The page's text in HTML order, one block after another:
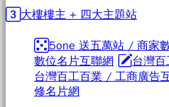
大樓樓主 + 四大主題站
5one 送五萬站 / 商家
數位名片互聯網
台灣
台灣百工百業 / 工商廣告
修名片網